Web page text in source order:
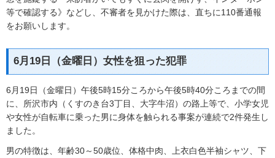
等で確認する》などし、不審者を見かけた際は、直ちに110番通報
をお願いします。
6月19日（金曜日）女性を狙った犯罪
6月19日（金曜日）午後5時15分ころから午後5時40分ころまでの間
に、所沢市内（くすのき台3丁目、大字牛沼）の路上等で、小学女児
や女性が自転車に乗った男に身体を触られる事案が連続で2件発生し
ました。
男の特徴は、年齢30～50歳位、体格中肉、上衣白色半袖シャツ、下